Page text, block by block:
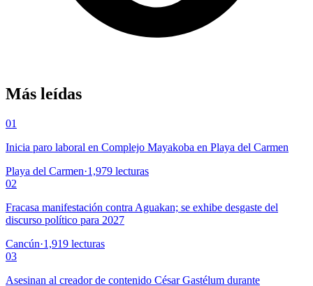
Más leídas
01
Inicia paro laboral en Complejo Mayakoba en Playa del Carmen
Playa del Carmen·1,979 lecturas
02
Fracasa manifestación contra Aguakan; se exhibe desgaste del
discurso político para 2027
Cancún·1,919 lecturas
03
Asesinan al creador de contenido César Gastélum durante